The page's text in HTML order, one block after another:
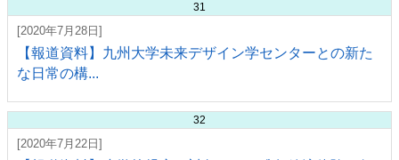
31
[2020年7月28日]
【報道資料】九州大学未来デザイン学センターとの新た
な日常の構...
32
[2020年7月22日]